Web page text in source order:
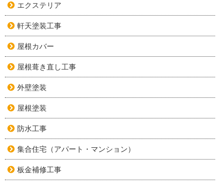
エクステリア
軒天塗装工事
屋根カバー
屋根葺き直し工事
外壁塗装
屋根塗装
防水工事
集合住宅（アパート・マンション）
板金補修工事